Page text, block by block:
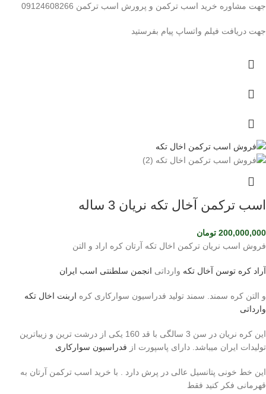
جهت مشاوره خرید اسب ترکمن و پرورش اسب ترکمن 09124608266
جهت دریافت فیلم واتساپ پیام بفرستید
اسب ترکمن آخال تکه نریان 3 ساله
200,000,000 تومان
فروش اسب نریان ترکمن اخال تکه آرتان کره اراد و التن
آراد کره توسن آخال تکه وارداتی انجمن سلطنتی اسب ایران
و التن کره سمند. سمند تولید فدراسیون سوارکاری کره اربنت اخال تکه
وارداتی
این کره نریان در سن 3 سالگی با قد 160 یکی از درشت ترین و زیباترین
تولیدات ایران میباشد. دارای پاسپورت از فدراسیون سوارکاری
این خط خونی پتانسیل عالی در پرش دارد . با خرید اسب ترکمن آرتان به
قهرمانی فکر کنید فقط